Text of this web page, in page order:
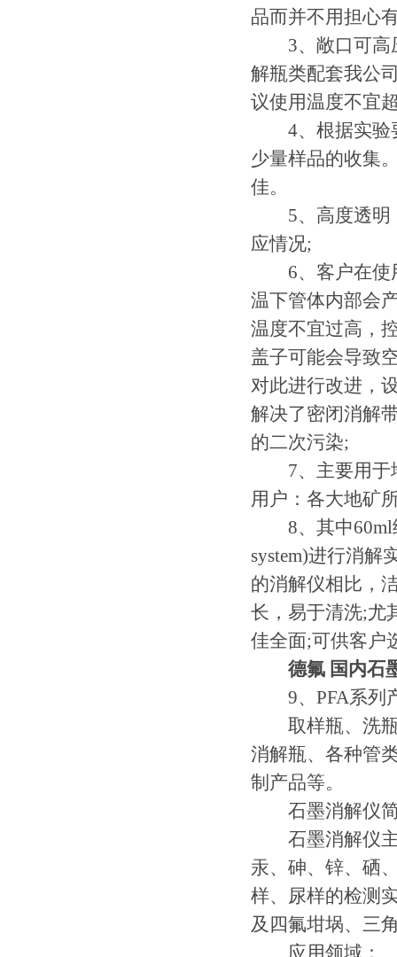
品而并不用担心
3、敞口可高压
解瓶类配套我公
议使用温度不宜
4、根据实验要
少量样品的收集
佳。
5、高度透明，
应情况;
6、客户在使用
温下管体内部会
温度不宜过高，
盖子可能会导致
对此进行改进，
解决了密闭消解
的二次污染;
7、主要用于地
用户：各大地矿
8、其中60ml
system)进行消解
的消解仪相比，
长，易于清洗;尤
佳全面;可供客户
德氟 国内石
9、PFA系列
取样瓶、洗瓶
消解瓶、各种管
制产品等。
石墨消解仪
石墨消解仪主
汞、砷、锌、硒
样、尿样的检测
及四氟坩埚、三
应用领域：